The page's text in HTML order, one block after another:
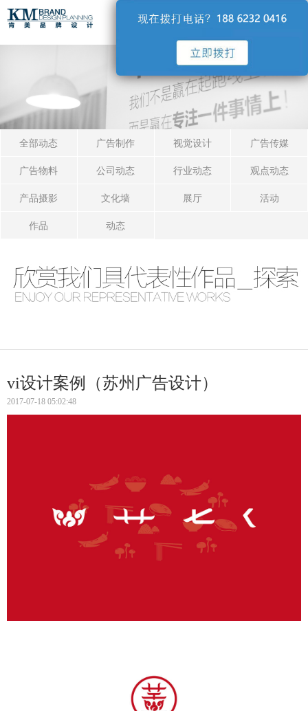
导航
全部动态 广告制作 视觉设计 广告传媒
广告物料 公司动态 行业动态 观点动态
产品摄影 文化墙 展厅 活动
作品 动态
vi设计案例（苏州广告设计）
2017-07-18 05:02:48